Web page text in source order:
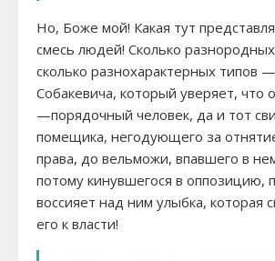
Но, Боже мой! Какая тут
смесь людей! Сколько
сколько разнохарактерных типов
Собакевича, который уверяет, что
—порядочный человек, да и тот
помещика, негодующего за
права, до вельможи, впавшего в
потому кинувшегося в оппозицию,
воссияет над ним улыбка, которая
его к власти!